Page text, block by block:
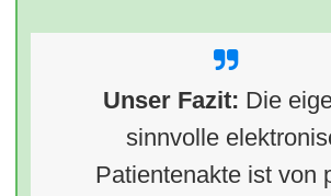
Unser Fazit: Die
sinnvolle
Patientenakte ist von